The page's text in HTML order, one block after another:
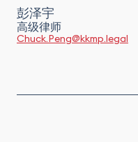
彭泽宇
高级律师
Chuck.Peng@kkmp.legal